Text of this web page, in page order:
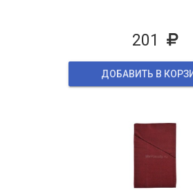
201
ДОБАВИТЬ В